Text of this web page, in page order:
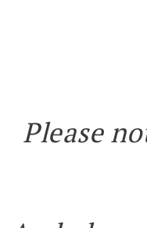
Please